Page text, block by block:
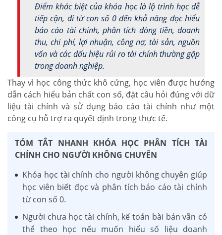
Điểm khác biệt của khóa học là lộ trình học dễ
tiếp cận, đi từ con số 0 đến khả năng đọc hiểu
báo cáo tài chính, phân tích dòng tiền, doanh
thu, chi phí, lợi nhuận, công nợ, tài sản, nguồn
vốn và các dấu hiệu rủi ro tài chính thường gặp
trong doanh nghiệp.
Thay vì học công thức khô cứng, học viên được hướng
dẫn cách hiểu bản chất con số, đặt câu hỏi đúng với dữ
liệu tài chính và sử dụng báo cáo tài chính như một
công cụ hỗ trợ ra quyết định trong thực tế.
TÓM TẮT NHANH KHÓA HỌC PHÂN TÍCH TÀI
CHÍNH CHO NGƯỜI KHÔNG CHUYÊN
Khóa học tài chính cho người không chuyên giúp
học viên biết đọc và phân tích báo cáo tài chính
từ con số 0.
Người chưa học tài chính, kế toán bài bản vẫn có
thể theo học nếu muốn hiểu số liệu doanh